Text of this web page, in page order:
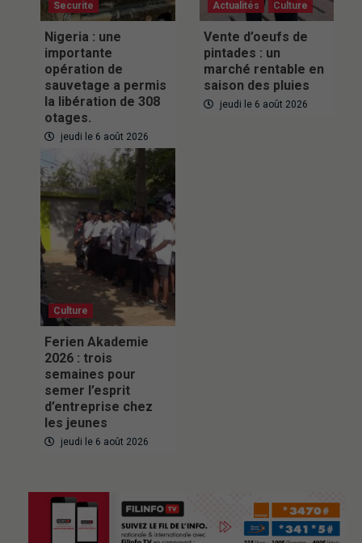
Securite
Nigeria : une
importante
opération de
sauvetage a permis
la libération de 308
otages.
jeudi le 6 août 2026
Actualités Culture
Vente d’oeufs de
pintades : un
marché rentable en
saison des pluies
jeudi le 6 août 2026
Culture
Ferien Akademie
2026 : trois
semaines pour
semer l’esprit
d’entreprise chez
les jeunes
jeudi le 6 août 2026